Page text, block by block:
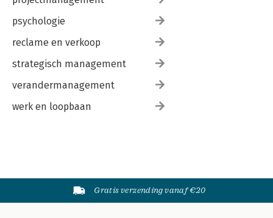
psychologie
reclame en verkoop
strategisch management
verandermanagement
werk en loopbaan
Gratis verzending vanaf €20